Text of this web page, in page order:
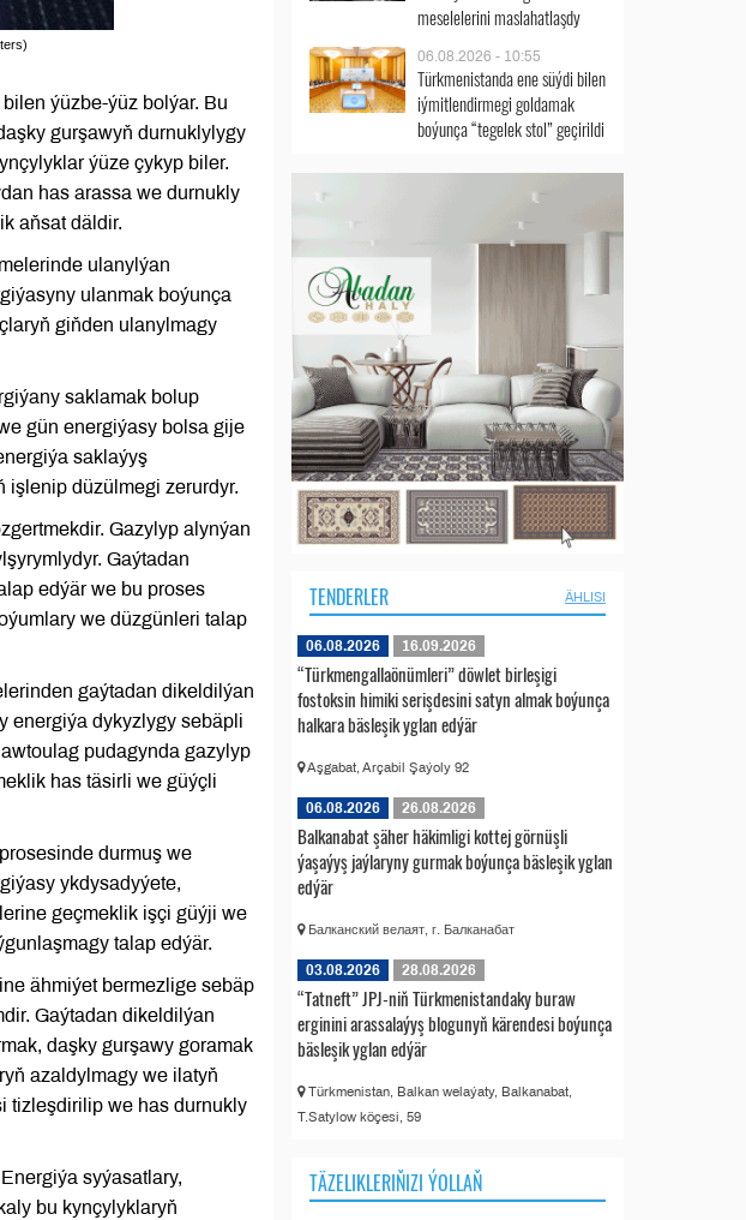
ýüzbe-ýüz bolýar. Bu
gurşawyň durnuklylygy
ýüze çykyp biler.
has arassa we durnukly
aňsat däldir.
ulanylýan
ulanmak boýunça
giňden ulanylmagy
saklamak bolup
gün energiýasy bolsa gije
saklaýyş
işlenip düzülmegi zerurdyr.
Gazylyp alynýan
Gaýtadan
edýär we bu proses
we düzgünleri talap
gaýtadan dikeldilýan
energiýa dykyzlygy sebäpli
pudagynda gazylyp
has täsirli we güýçli
durmuş we
ykdysadyýete,
geçmeklik işçi güýji we
talap edýär.
ähmiýet bermezlige sebäp
Gaýtadan dikeldilýan
daşky gurşawy goramak
azaldylmagy we ilatyň
tizleşdirilip we has durnukly
syýasatlary,
bu kynçylyklaryň
meselelerini maslahatlaşdy
06.08.2026 - 10:55
Türkmenistanda ene süýdi bilen
iýmitlendirmegi goldamak
boýunça “tegelek stol” geçirildi
TENDERLER ÄHLISI
06.08.2026 16.09.2026
“Türkmengallaönümleri” döwlet birleşigi
fostoksin himiki serişdesini satyn almak boýunça
halkara bäsleşik yglan edýär
Aşgabat, Arçabil Şaýoly 92
06.08.2026 26.08.2026
Balkanabat şäher häkimligi kottej görnüşli
ýaşaýyş jaýlaryny gurmak boýunça bäsleşik yglan
edýär
Балканский велаят, г. Балканабат
03.08.2026 28.08.2026
“Tatneft” JPJ-niň Türkmenistandaky buraw
erginini arassalaýyş blogunyň kärendesi boýunça
bäsleşik yglan edýär
Türkmenistan, Balkan welaýaty, Balkanabat,
T.Satylow köçesi, 59
TÄZELIKLERIŇIZI ÝOLLAŇ